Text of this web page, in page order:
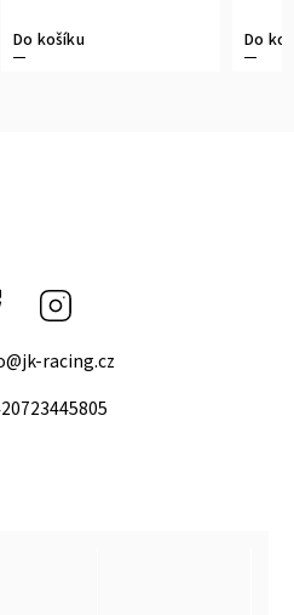
Do košíku Do
Facebook
@jk-racing.cz